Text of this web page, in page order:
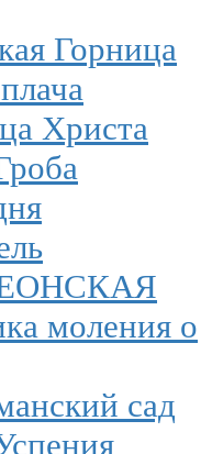
Горница
Христа
моления о
сад